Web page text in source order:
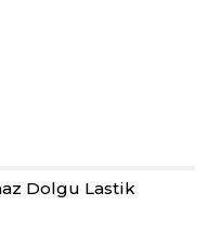
Dolgu Lastik